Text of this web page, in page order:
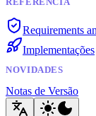
Requirements
Implementações
NOVIDADES
Notas de Versão